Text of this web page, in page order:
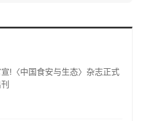
!〈中国食安与生态〉杂志正式